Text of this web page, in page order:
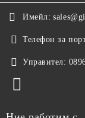
Имейл:
Телефон за
Управител: